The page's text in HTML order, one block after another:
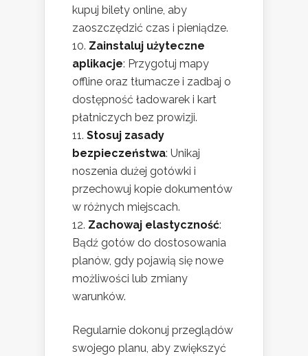
kupuj bilety online, aby
zaoszczędzić czas i pieniądze.
Zainstaluj użyteczne
aplikacje: Przygotuj mapy
offline oraz tłumacze i zadbaj o
dostępność ładowarek i kart
płatniczych bez prowizji.
Stosuj zasady
bezpieczeństwa: Unikaj
noszenia dużej gotówki i
przechowuj kopie dokumentów
w różnych miejscach.
Zachowaj elastyczność:
Bądź gotów do dostosowania
planów, gdy pojawią się nowe
możliwości lub zmiany
warunków.
Regularnie dokonuj przeglądów
swojego planu, aby zwiększyć